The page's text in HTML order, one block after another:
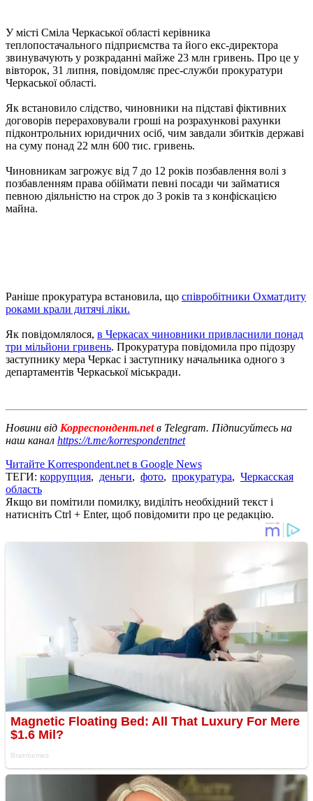
У місті Сміла Черкаської області керівника
теплопостачального підприємства та його екс-директора
звинувачують у розкраданні майже 23 млн гривень. Про це у
вівторок, 31 липня, повідомляє прес-служби прокуратури
Черкаської області.
Як встановило слідство, чиновники на підставі фіктивних
договорів перераховували гроші на розрахункові рахунки
підконтрольних юридичних осіб, чим завдали збитків державі
на суму понад 22 млн 600 тис. гривень.
Чиновникам загрожує від 7 до 12 років позбавлення волі з
позбавленням права обіймати певні посади чи займатися
певною діяльністю на строк до 3 років та з конфіскацією
майна.
Раніше прокуратура встановила, що співробітники Охматдиту
роками крали дитячі ліки.
Як повідомлялося, в Черкасах чиновники привласнили понад
три мільйони гривень. Прокуратура повідомила про підозру
заступнику мера Черкас і заступнику начальника одного з
департаментів Черкаської міськради.
Новини від Корреспондент.netв Telegram. Підписуйтесь на
наш канал https://t.me/korrespondentnet
Читайте Korrespondent.net в Google News
ТЕГИ: коррупция, деньги, фото, прокуратура, Черкасская
область
Якщо ви помітили помилку, виділіть необхідний текст і
натисніть Ctrl + Enter, щоб повідомити про це редакцію.